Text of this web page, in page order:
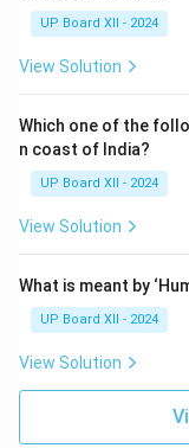
UP Board XII - 2024
View Solution
Which one of the
n coast of India?
UP Board XII - 2024
View Solution
What is meant by
UP Board XII - 2024
View Solution